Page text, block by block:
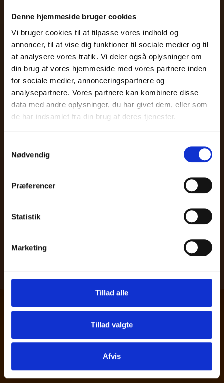
Denne hjemmeside bruger cookies
Vi bruger cookies til at tilpasse vores indhold og
annoncer, til at vise dig funktioner til sociale medier og til
at analysere vores trafik. Vi deler også oplysninger om
din brug af vores hjemmeside med vores partnere inden
for sociale medier, annonceringspartnere og
analysepartnere. Vores partnere kan kombinere disse
data med andre oplysninger, du har givet dem, eller som
de har indsamlet fra din brug af deres tjenester.
Nødvendig
Præferencer
Statistik
Marketing
Tillad alle
Tillad valgte
Afvis
, funktionalitet og
holdbarhed.